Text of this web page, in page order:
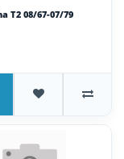
T2 08/67-07/79